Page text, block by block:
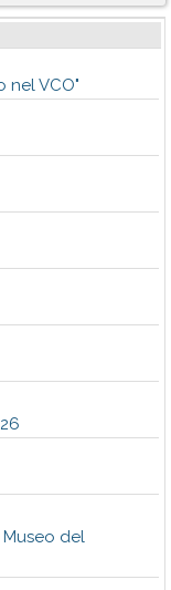
nel VCO"
del